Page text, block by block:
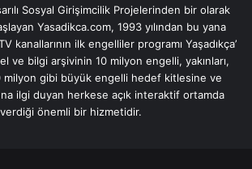
Sosyal Girişimcilik Projelerinden bir olarak
Yasadikca.com, 1993 yılından bu yana
kanallarının ilk engelliler programı Yaşadıkça’
ve bilgi arşivinin 10 milyon engelli, yakınları,
gibi büyük engelli hedef kitlesine ve
ilgi duyan herkese açık interaktif ortamda
verdiği önemli bir hizmetidir.